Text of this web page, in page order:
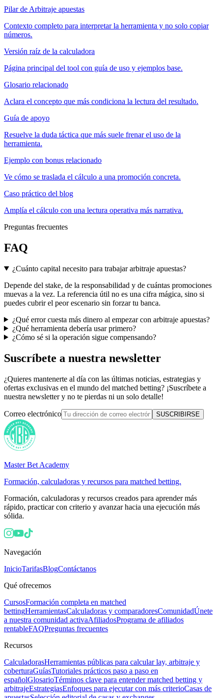
Pilar de Arbitraje apuestas
Contexto completo para interpretar la herramienta y no solo copiar
números.
Versión raíz de la calculadora
Página principal del tool con guía de uso y ejemplos base.
Glosario relacionado
Aclara el concepto que más condiciona la lectura del resultado.
Guía de apoyo
Resuelve la duda táctica que más suele frenar el uso de la
herramienta.
Ejemplo con bonus relacionado
Ve cómo se traslada el cálculo a una promoción concreta.
Caso práctico del blog
Amplía el cálculo con una lectura operativa más narrativa.
Preguntas frecuentes
FAQ
¿Cuánto capital necesito para trabajar arbitraje apuestas?
Depende del stake, de la responsabilidad y de cuántas promociones
muevas a la vez. La referencia útil no es una cifra mágica, sino si
puedes cubrir el peor escenario sin forzar tu banca.
¿Qué error cuesta más dinero al empezar con arbitraje apuestas?
¿Qué herramienta debería usar primero?
¿Cómo sé si la operación sigue compensando?
Suscríbete a nuestra newsletter
¿Quieres mantenerte al día con las últimas noticias, estrategias y
ofertas exclusivas en el mundo del matched betting? ¡Suscríbete a
nuestra newsletter y no te pierdas ni un solo detalle!
Correo electrónico SUSCRIBIRSE
Master Bet Academy
Formación, calculadoras y recursos para matched betting.
Formación, calculadoras y recursos creados para aprender más
rápido, practicar con criterio y avanzar hacia una ejecución más
sólida.
Navegación
InicioTarifasBlogContáctanos
Qué ofrecemos
CursosFormación completa en matched
bettingHerramientasCalculadoras y comparadoresComunidadÚnete
a nuestra comunidad activaAfiliadosPrograma de afiliados
rentableFAQPreguntas frecuentes
Recursos
CalculadorasHerramientas públicas para calcular lay, arbitraje y
coberturaGuíasTutoriales prácticos paso a paso en
españolGlosarioTérminos clave para entender matched betting y
arbitrajeEstrategiasEnfoques para ejecutar con más criterioCasas de